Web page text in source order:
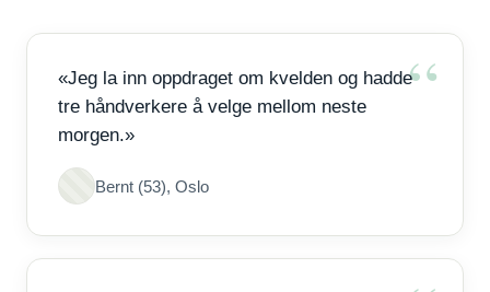
«Jeg la inn oppdraget om kvelden og hadde
tre håndverkere å velge mellom neste
morgen.»
Bernt (53), Oslo